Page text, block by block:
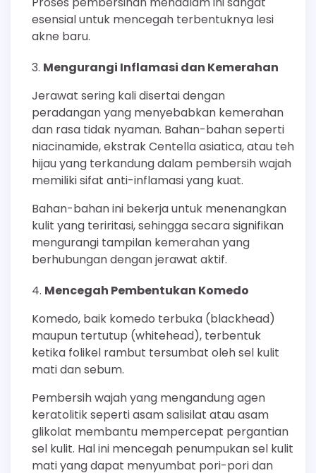
esensial untuk mencegah terbentuknya lesi
akne baru.
Mengurangi Inflamasi dan Kemerahan
Jerawat sering kali disertai dengan
peradangan yang menyebabkan kemerahan
dan rasa tidak nyaman. Bahan-bahan seperti
niacinamide, ekstrak Centella asiatica, atau teh
hijau yang terkandung dalam pembersih wajah
memiliki sifat anti-inflamasi yang kuat.
Bahan-bahan ini bekerja untuk menenangkan
kulit yang teriritasi, sehingga secara signifikan
mengurangi tampilan kemerahan yang
berhubungan dengan jerawat aktif.
Mencegah Pembentukan Komedo
Komedo, baik komedo terbuka (blackhead)
maupun tertutup (whitehead), terbentuk
ketika folikel rambut tersumbat oleh sel kulit
mati dan sebum.
Pembersih wajah yang mengandung agen
keratolitik seperti asam salisilat atau asam
glikolat membantu mempercepat pergantian
sel kulit. Hal ini mencegah penumpukan sel kulit
mati yang dapat menyumbat pori-pori dan